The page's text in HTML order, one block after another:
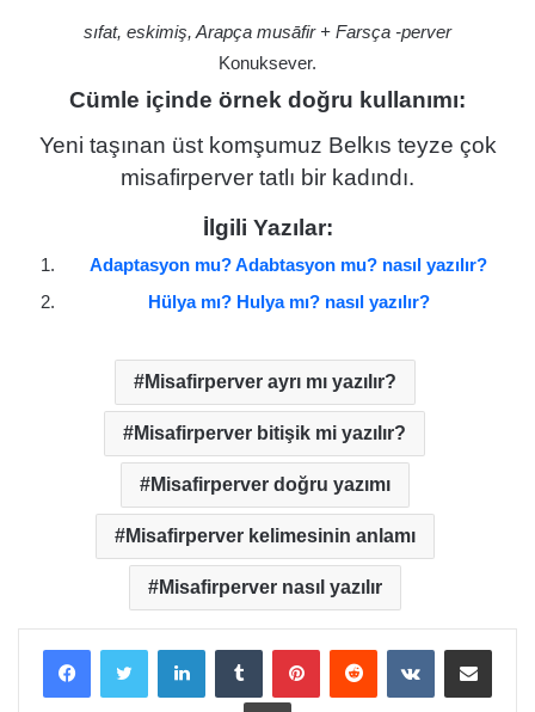
sıfat, eskimiş, Arapça musāfir + Farsça -perver
Konuksever.
Cümle içinde örnek doğru kullanımı:
Yeni taşınan üst komşumuz Belkıs teyze çok
misafirperver tatlı bir kadındı.
İlgili Yazılar:
Adaptasyon mu? Adabtasyon mu? nasıl yazılır?
Hülya mı? Hulya mı? nasıl yazılır?
Misafirperver ayrı mı yazılır?
Misafirperver bitişik mi yazılır?
Misafirperver doğru yazımı
Misafirperver kelimesinin anlamı
Misafirperver nasıl yazılır
LinkedInTumblr PinterestReddit VKontakteE-Posta ile paylaş
Yazdır